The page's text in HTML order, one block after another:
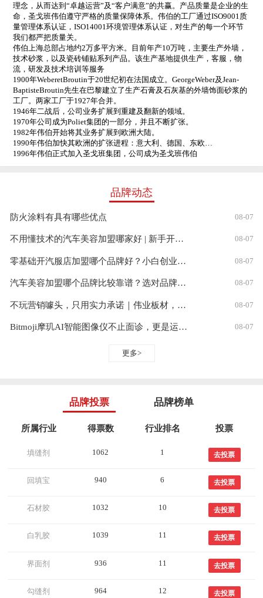
理念，从而达到“卓越运营”及“客户满意”的共赢。产品质量是企业的生
命，圣戈班伟伯遵守严格的质量保障体系。伟伯的工厂通过ISO9001质
量管理体系认证，ISO14001环境管理体系认证，对生产的每一个环节
我们都严把质量关。
伟伯上海总部占地约2万多平方米。目前年产10万吨，主要生产外墙，
技术砂浆，以及瓷砖铺贴系列产品。该生产基地提供生产，客服，物
流，研发及技术培训等服务
1900年WeberetBroutin于20世纪初在法国成立。GeorgeWeber及Jean-
BaptisteBroutin先生在巴黎建立了生产石膏及石灰基的外墙饰面砂浆的
工厂。两家工厂于1927年合并。
1946年二战后，公司业务扩展到重建及翻新的领域。
1970年公司成为Poliet集团的一部分，并且不断扩张。
1982年伟伯开始将其业务扩展到欧洲大陆。
1990年伟伯加快其欧洲的扩张进程：意大利、德国、东欧…
1996年伟伯正式加入圣戈班集团，公司成为圣戈班伟伯
品牌动态
防火涂料有具有哪些优点 08-07
不用懂技术的汽车美容加盟哪家好 | 新手开汽美店加盟参考 08-07
零基础开汽服店加盟哪个品牌好？小白创业选品牌实用参考 08-07
汽车美容加盟哪个品牌比较靠谱？选对品牌少走创业弯路 08-07
不玩营销噱头，只用实力承诺｜伟业板材，装修一次，安心三十年 08-07
​Bitmoji摩玑AI智能图像仪不止面诊，更是运营王牌 08-07
更多>
品牌投票 品牌榜单
所属行业 得票数 行业排名 投票
填缝剂 1062 1 去投票
回填宝 940 6 去投票
石材胶 1032 10 去投票
白乳胶 1039 11 去投票
界面剂 936 11 去投票
勾缝剂 964 12 去投票